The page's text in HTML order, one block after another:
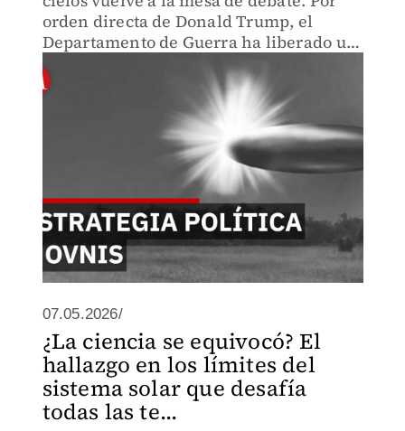
orden directa de Donald Trump, el
Departamento de Guerra ha liberado un
catálogo de 162 archivos que incluyen
grabaciones, testimonios de astronautas
07.05.2026/
¿La ciencia se equivocó? El
hallazgo en los límites del
sistema solar que desafía
todas las te...